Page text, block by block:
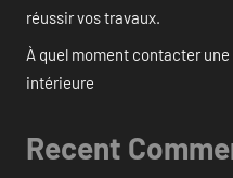
réussir vos travaux.
À quel moment contacter
intérieure
Recent